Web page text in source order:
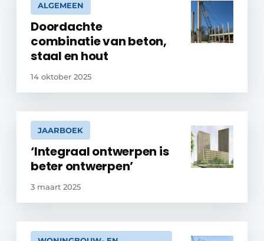
ALGEMEEN
Doordachte
combinatie van beton,
staal en hout
14 oktober 2025
JAARBOEK
‘Integraal ontwerpen is
beter ontwerpen’
3 maart 2025